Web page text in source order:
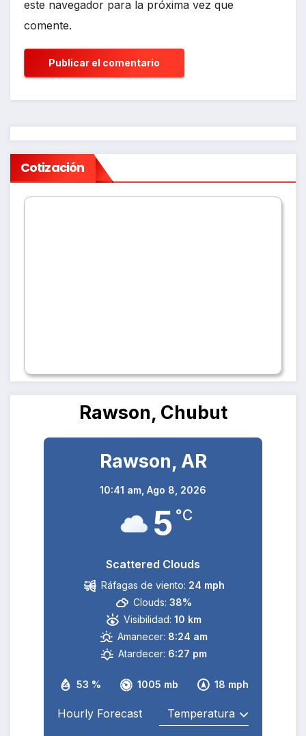
este navegador para la próxima vez que
comente.
Cotización
Rawson, Chubut
Rawson, AR
10:41 am, Ago 8, 2026
5 °C
Scattered Clouds
53 % 1005 mb 18 mph
Ráfagas de viento: 24 mph
Clouds: 38%
Visibilidad: 10 km
Amanecer: 8:24 am
Atardecer: 6:27 pm
Hourly Forecast